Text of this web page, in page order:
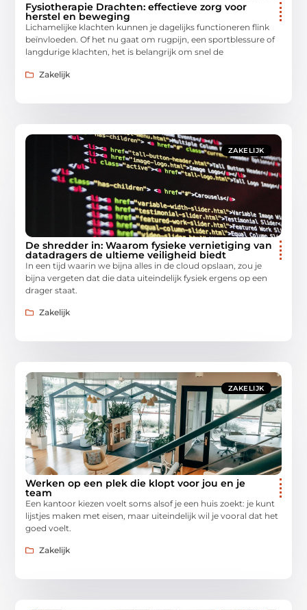
Fysiotherapie Drachten: effectieve zorg voor
herstel en beweging
Lichamelijke klachten kunnen je dagelijks functioneren flink
beïnvloeden. Of het nu gaat om rugpijn, een sportblessure of
langdurige klachten, het is belangrijk om snel de
Zakelijk
ZAKELIJK
De shredder in: Waarom fysieke vernietiging van
datadragers de ultieme veiligheid biedt
In een tijd waarin we bijna alles in de cloud opslaan, zou je
bijna vergeten dat die data uiteindelijk fysiek ergens op een
drager staat.
Zakelijk
ZAKELIJK
Werken op een plek die klopt voor jou en je
team
Een kantoor kiezen voelt soms alsof je een huis zoekt: je kunt
lijstjes maken met eisen, maar uiteindelijk wil je vooral dat het
goed voelt.
Zakelijk